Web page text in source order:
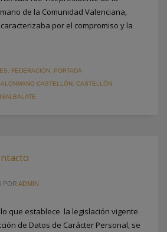
de la Comunidad Valenciana,
por el compromiso y la
FEDERACION
PORTADA
CASTELLÓN CASTELLÓN
POR ADMIN
que establece la legislación vigente
de Datos de Carácter Personal, se